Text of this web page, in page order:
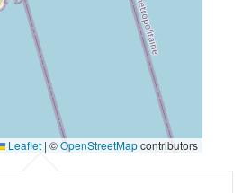
Leaflet | ©OpenStreetMapcontributors